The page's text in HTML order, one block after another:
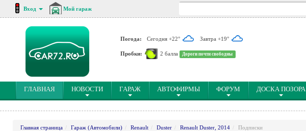
Вход Мой гараж
Погода: Сегодня +22° Завтра +19°
Пробки: 2 балла Дороги почти свободны
ГЛАВНАЯ(CURRENT)
НОВОСТИ ГАРАЖ АВТОФИРМЫ ФОРУМ ДОСКА ПОЗОРА
Главная страница Гараж (Автомобили) Renault Duster Renault Duster, 2014 Подписки